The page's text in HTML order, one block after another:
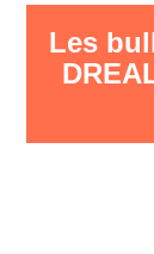
Les